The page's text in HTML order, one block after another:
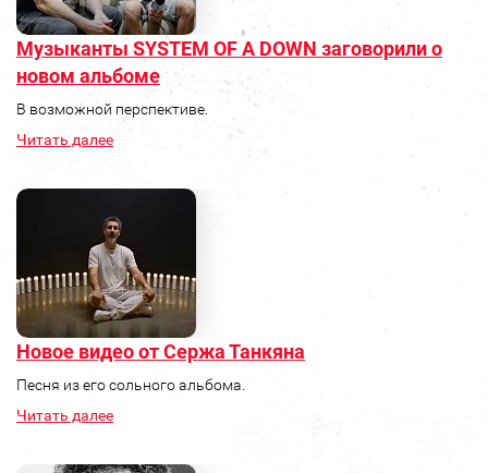
Музыканты SYSTEM OF A DOWN заговорили о
новом альбоме
В возможной перспективе.
Читать далее
Новое видео от Сержа Танкяна
Песня из его сольного альбома.
Читать далее